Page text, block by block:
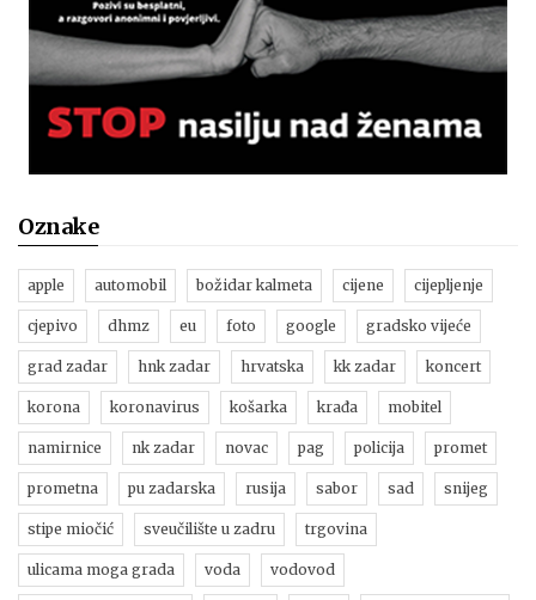
Oznake
apple automobil božidar kalmeta cijene cijepljenje
cjepivo dhmz eu foto google gradsko vijeće
grad zadar hnk zadar hrvatska kk zadar koncert
korona koronavirus košarka krađa mobitel
namirnice nk zadar novac pag policija promet
prometna pu zadarska rusija sabor sad snijeg
stipe miočić sveučilište u zadru trgovina
ulicama moga grada voda vodovod